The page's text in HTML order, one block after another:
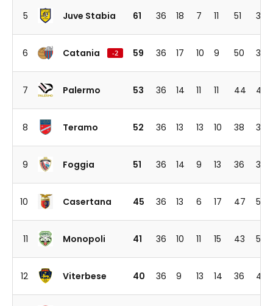
5 Juve Stabia 61 36 18 7 11 51 39
6 Catania -2 59 36 17 10 9 50 38
7 Palermo 53 36 14 11 11 44 40
8 Teramo 52 36 13 13 10 38 34
9 Foggia 51 36 14 9 13 36 39
10 Casertana 45 36 13 6 17 47 59
11 Monopoli 41 36 10 11 15 43 51
12 Viterbese 40 36 9 13 14 36 42